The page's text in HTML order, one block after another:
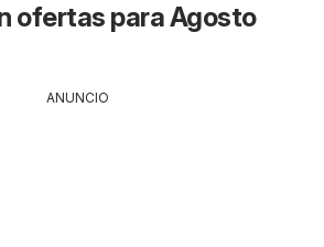
ofertas para Agosto
ANUNCIO